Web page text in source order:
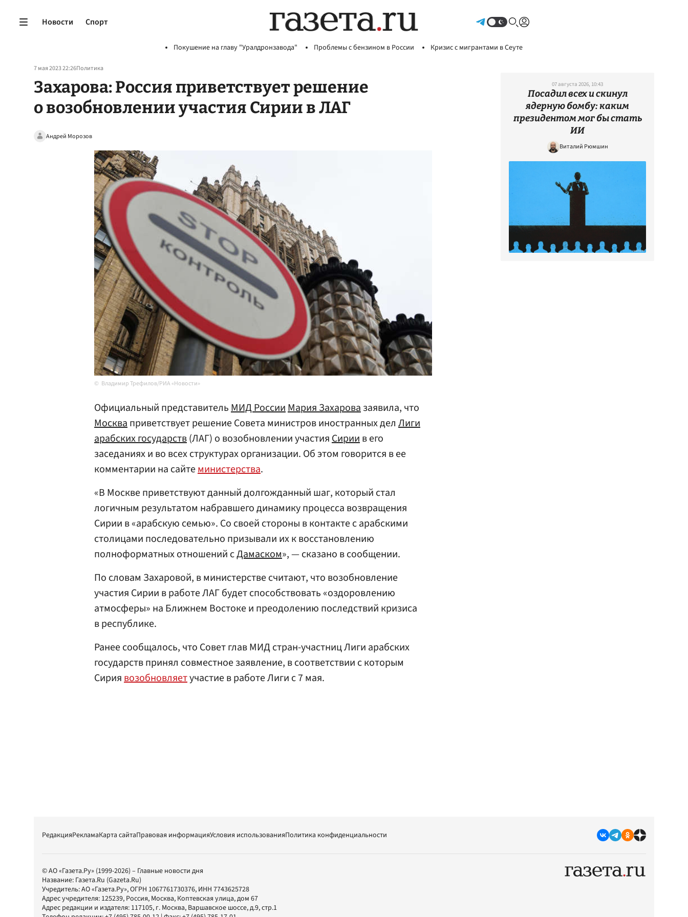
Новости Спорт
Покушение на главу "Уралдронзавода" Проблемы с бензином в России Кризис с мигрантами в Сеуте
7 мая 2023 22:26Политика
Захарова: Россия приветствует решение
о возобновлении участия Сирии в ЛАГ
Андрей Морозов
Владимир Трефилов/РИА «Новости»
Официальный представительМИД РоссииМария Захаровазаявила, что
Москваприветствует решение Совета министров иностранных дел Лиги
арабских государств(ЛАГ) о возобновлении участияСириив его
заседаниях и во всех структурах организации. Об этом говорится в ее
комментарии на сайтеминистерства.
«В Москве приветствуют данный долгожданный шаг, который стал
логичным результатом набравшего динамику процесса возвращения
Сирии в «арабскую семью». Со своей стороны в контакте с арабскими
столицами последовательно призывали их к восстановлению
полноформатных отношений сДамаском», — сказано в сообщении.
По словам Захаровой, в министерстве считают, что возобновление
участия Сирии в работе ЛАГ будет способствовать «оздоровлению
атмосферы» на Ближнем Востоке и преодолению последствий кризиса
в республике.
Ранее сообщалось, что Совет глав МИД стран-участниц Лиги арабских
государств принял совместное заявление, в соответствии с которым
Сириявозобновляетучастие в работе Лиги с 7 мая.
07 августа 2026, 10:43
Посадил всех и скинул
ядерную бомбу: каким
президентом мог бы стать
ИИ
Виталий Рюмшин
РедакцияРекламаКарта сайтаПравовая информацияУсловия использованияПолитика конфиденциальности
© АО «Газета.Ру» (1999-2026) – Главные новости дня
Название: Газета.Ru (Gazeta.Ru)
Учредитель:АО «Газета.Ру», ОГРН 1067761730376, ИНН 7743625728
Адрес учредителя: 125239, Россия, Москва, Коптевская улица, дом 67
Адрес редакции и издателя: 117105, г. Москва, Варшавское шоссе, д.9, стр.1